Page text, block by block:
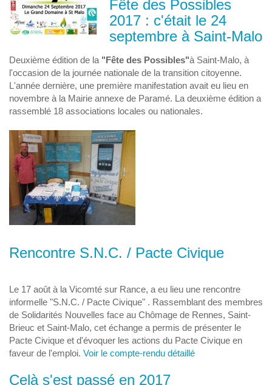
Fête des Possibles
2017 : c'était le 24
septembre à Saint-Malo
Deuxième édition de la "Fête des Possibles"à Saint-Malo, à
l'occasion de la journée nationale de la transition citoyenne.
L'année dernière, une première manifestation avait eu lieu en
novembre à la Mairie annexe de Paramé. La deuxième édition a
rassemblé 18 associations locales ou nationales.
Rencontre S.N.C. / Pacte Civique
Le 17 août à la Vicomté sur Rance, a eu lieu une rencontre
informelle "S.N.C. / Pacte Civique" . Rassemblant des membres
de Solidarités Nouvelles face au Chômage de Rennes, Saint-
Brieuc et Saint-Malo, cet échange a permis de présenter le
Pacte Civique et d'évoquer les actions du Pacte Civique en
faveur de l'emploi. Voir le compte-rendu détaillé
Celà s'est passé en 2017